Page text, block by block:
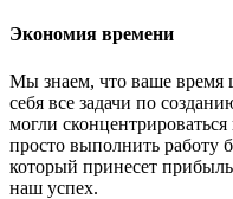
Экономия времени
Мы знаем, что ваше время
себя все задачи по
могли
просто выполнить работу
который принесет
наш успех.